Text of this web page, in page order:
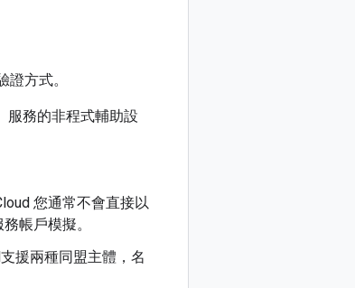
方式。
服務的非程式輔助設
您通常不會直接以
帳戶模擬。
援兩種同盟主體，名